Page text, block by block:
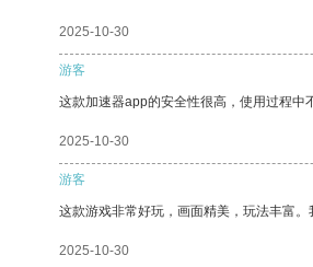
2025-10-30
游客
这款加速器app的安全性很高，使用过程中
2025-10-30
游客
这款游戏非常好玩，画面精美，玩法丰富。
2025-10-30